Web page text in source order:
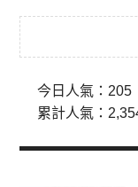
今日人氣： 205
累計人氣：